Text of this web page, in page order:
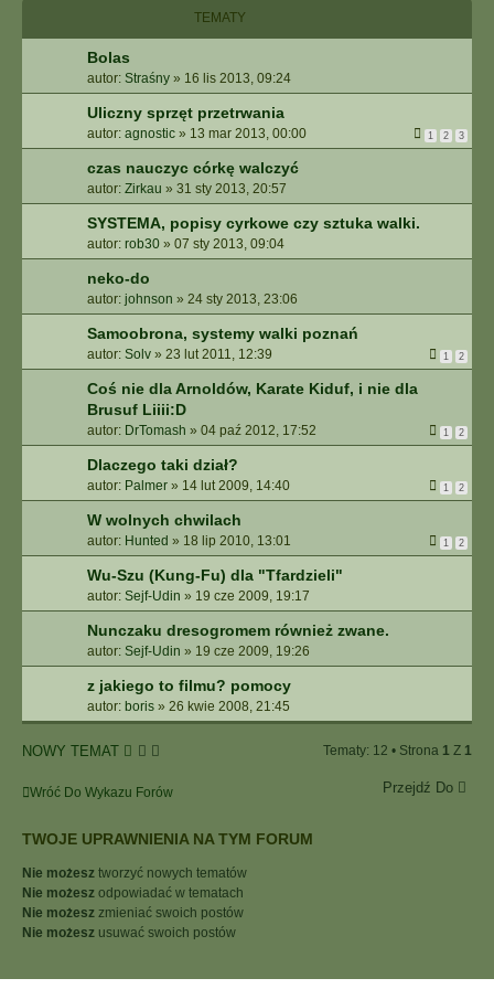
A
A
N
S
O
W
A
N
TEMATY
Bolas
autor: Straśny » 16 lis 2013, 09:24
Uliczny sprzęt przetrwania
autor: agnostic » 13 mar 2013, 00:00 1 2 3
czas nauczyc córkę walczyć
autor: Zirkau » 31 sty 2013, 20:57
SYSTEMA, popisy cyrkowe czy sztuka walki.
autor: rob30 » 07 sty 2013, 09:04
neko-do
autor: johnson » 24 sty 2013, 23:06
Samoobrona, systemy walki poznań
autor: Solv » 23 lut 2011, 12:39 1 2
Coś nie dla Arnoldów, Karate Kiduf, i nie dla
Brusuf Liiii:D
autor: DrTomash » 04 paź 2012, 17:52 1 2
Dlaczego taki dział?
autor: Palmer » 14 lut 2009, 14:40 1 2
W wolnych chwilach
autor: Hunted » 18 lip 2010, 13:01 1 2
Wu-Szu (Kung-Fu) dla "Tfardzieli"
autor: Sejf-Udin » 19 cze 2009, 19:17
Nunczaku dresogromem również zwane.
autor: Sejf-Udin » 19 cze 2009, 19:26
z jakiego to filmu? pomocy
autor: boris » 26 kwie 2008, 21:45
NOWY TEMAT Tematy: 12 • Strona 1 Z 1
Wróć Do Wykazu Forów Przejdź Do
TWOJE UPRAWNIENIA NA TYM FORUM
Nie możesz tworzyć nowych tematów
Nie możesz odpowiadać w tematach
Nie możesz zmieniać swoich postów
Nie możesz usuwać swoich postów